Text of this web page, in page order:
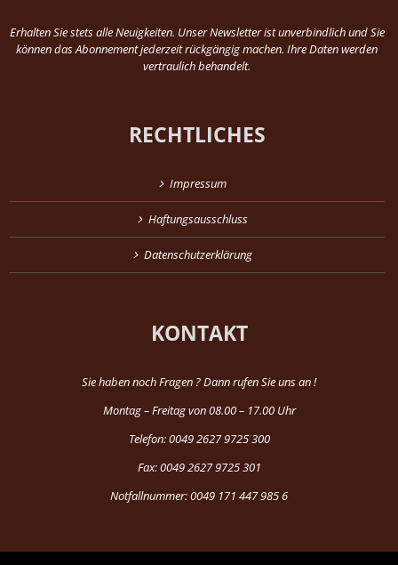
Erhalten Sie stets alle Neuigkeiten. Unser Newsletter ist unverbindlich und Sie
können das Abonnement jederzeit rückgängig machen. Ihre Daten werden
vertraulich behandelt.
RECHTLICHES
Impressum
Haftungsausschluss
Datenschutzerklärung
KONTAKT
Sie haben noch Fragen ? Dann rufen Sie uns an !
Montag – Freitag von 08.00 – 17.00 Uhr
Telefon: 0049 2627 9725 300
Fax: 0049 2627 9725 301
Notfallnummer: 0049 171 447 985 6